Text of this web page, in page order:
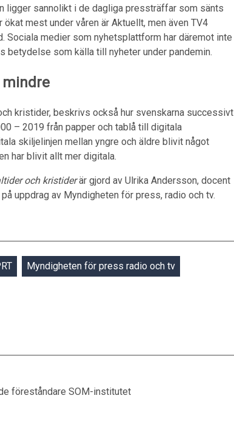
ligger sannolikt i de dagliga pressträffar som sänts
mest under våren är Aktuellt, men även TV4
Sociala medier som nyhetsplattform har däremot inte
betydelse som källa till nyheter under pandemin.
mindre
kristider, beskrivs också hur svenskarna successivt
– 2019 från papper och tablå till digitala
skiljelinjen mellan yngre och äldre blivit något
har blivit allt mer digitala.
och kristiderär gjord av Ulrika Andersson, docent
uppdrag av Myndigheten för press, radio och tv.
Myndigheten för press radio och tv
föreståndare SOM-institutet